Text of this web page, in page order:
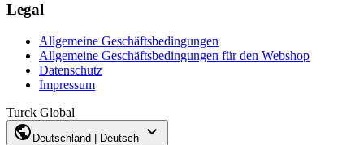
Legal
Allgemeine Geschäftsbedingungen
Allgemeine Geschäftsbedingungen für den Webshop
Datenschutz
Impressum
Turck Global
public Deutschland | Deutsch expand_more